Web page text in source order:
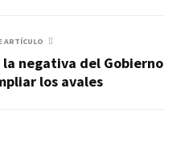
ARTÍCULO
negativa del Gobierno
los avales